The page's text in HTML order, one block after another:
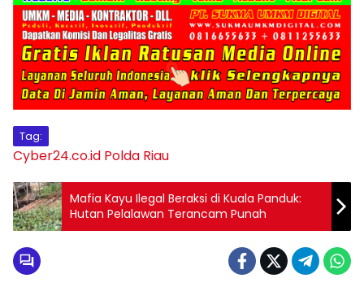
Tag:
Cyber24.co.id Polda Riau
Mafia Kayu Ilegal Beraksi di Kuala Panduk:
Hutan Pelalawan Terancam Punah